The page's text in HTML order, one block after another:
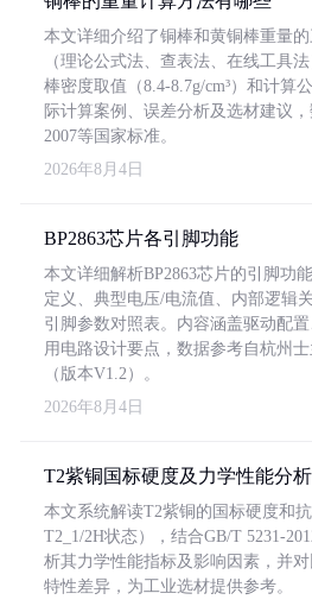
本文详细介绍了铜棒和黄铜棒重量
（理论公式法、查表法、在线工具
棒密度取值（8.4-8.7g/cm³）和计算
际计算案例、误差分析及选材建议
2007等国家标准。
2026年8月4日
BP2863芯片各引脚功能
本文详细解析BP2863芯片的引脚功
定义、典型电压/电流值、内部逻辑
引脚参数对照表。内容涵盖驱动配
用电路设计要点，数据参考自杭州
（版本V1.2）。
2026年8月4日
T2紫铜国标硬度及力学性能分析
本文系统解读T2紫铜的国标硬度和
T2_1/2H状态），结合GB/T 5231-
析其力学性能指标及影响因素，并
特性差异，为工业选材提供参考。